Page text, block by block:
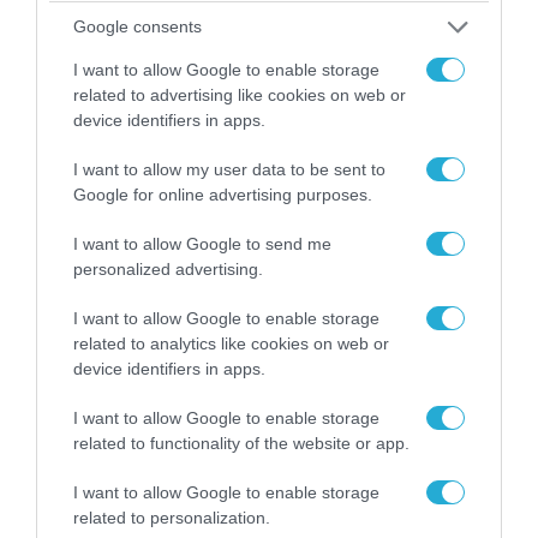
Google consents
I want to allow Google to enable storage
related to advertising like cookies on web or
device identifiers in apps.
I want to allow my user data to be sent to
Google for online advertising purposes.
I want to allow Google to send me
personalized advertising.
I want to allow Google to enable storage
related to analytics like cookies on web or
device identifiers in apps.
I want to allow Google to enable storage
related to functionality of the website or app.
I want to allow Google to enable storage
related to personalization.
Κυριαζής, Μ. Κυπραίος, Ι. Πατέλης και M. Reynolds)
Βασιλειάδης και O. Knutson) αντίστοιχα. Τμήμα
ειδήσεων defencenet.gr
Συνάντηση στο ΓΕΝ με εκπροσώπους της
εταιρείας OTO MELARA
Από το Γενικό Επιτελείο Ναυτικού ανακοινώνεται ότι
την Tετάρτη 12 Οκτωβρίου 2011 πραγματοποιήθηκε
στο ΓΕΝ συνάντηση με εκπροσώπους της εταιρείας
Menardo). Από το Πολεμικό Ναυτικό συμμετείχαν
αρμόδιοι επιτελείς από το ΓΕΝ, το ΑΣ και τη ΔΔΜΝ,
στο πλαίσιο εξέτασης / διερεύνησης προγραμμάτων
εκσυγχρονισμού Φ/Γ τύπου ΜΕΚΟ και κατασκευής